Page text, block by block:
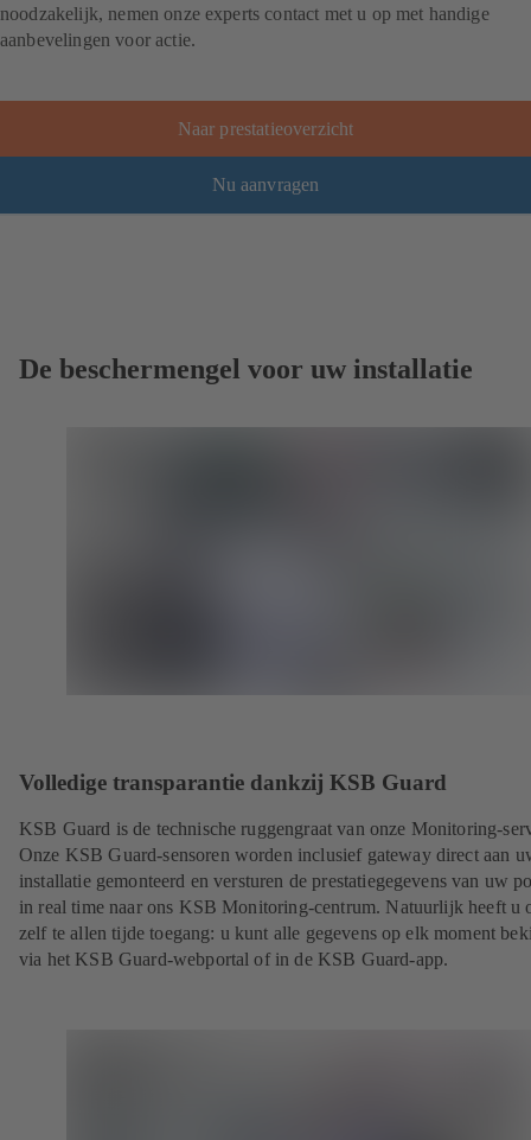
noodzakelijk, nemen onze experts contact met u op met handige
aanbevelingen voor actie.
Naar prestatieoverzicht
Nu aanvragen
De beschermengel voor uw installatie
Volledige transparantie dankzij KSB Guard
KSB Guard is de technische ruggengraat van onze Monitoring-
Onze KSB Guard-sensoren worden inclusief gateway direct aan
installatie gemonteerd en versturen de prestatiegegevens van uw
in real time naar ons KSB Monitoring-centrum. Natuurlijk heeft u
zelf te allen tijde toegang: u kunt alle gegevens op elk moment
via het KSB Guard-webportal of in de KSB Guard-app.